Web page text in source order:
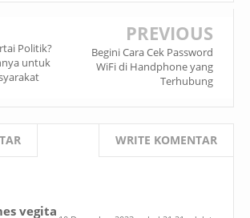
Politik?
untuk
PREVIOUS
Begini Cara Cek Password
WiFi di Handphone yang
Terhubung
WRITE KOMENTAR
vegita